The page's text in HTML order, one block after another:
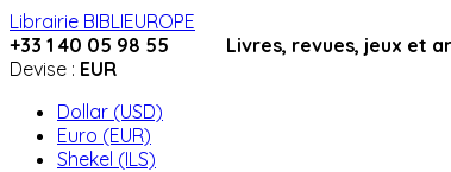
Librairie BIBLIEUROPE
+33 1 40 05 98 55 Livres, revues, jeux et
Devise : EUR
Dollar (USD)
Euro (EUR)
Shekel (ILS)